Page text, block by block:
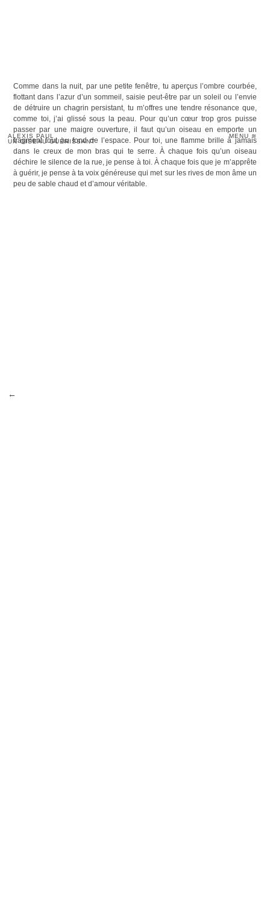
←
ALEXIS PAUL
UN OISEAU GUÉRISSANT
Comme dans la nuit, par une petite fenêtre, tu aperçus l’ombre courbée,
flottant dans l’azur d’un sommeil, saisie peut-être par un soleil ou l’envie
de détruire un chagrin persistant, tu m’offres une tendre résonance que,
comme toi, j’ai glissé sous la peau. Pour qu’un cœur trop gros puisse
passer par une maigre ouverture, il faut qu’un oiseau en emporte un
fragment tout au fond de l’espace. Pour ​toi, une flamme brille à jamais
dans le creux de mon bras qui te serre. À chaque fois qu’un oiseau
déchire le silence de la rue, je pense à toi. À chaque fois que je m’apprête
à guérir, je pense à ta voix généreuse qui met sur les rives de mon âme un
peu de sable chaud et d’amour véritable.
MENU ≋